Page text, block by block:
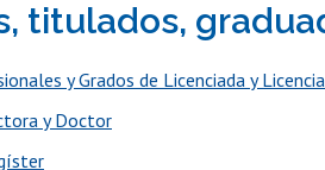
Estudios
titulados,
y Grados de Licenciada y
y Doctor